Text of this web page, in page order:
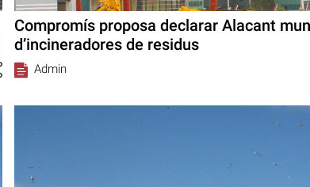
Compromís proposa declarar Alacant
d’incineradores de residus
Admin